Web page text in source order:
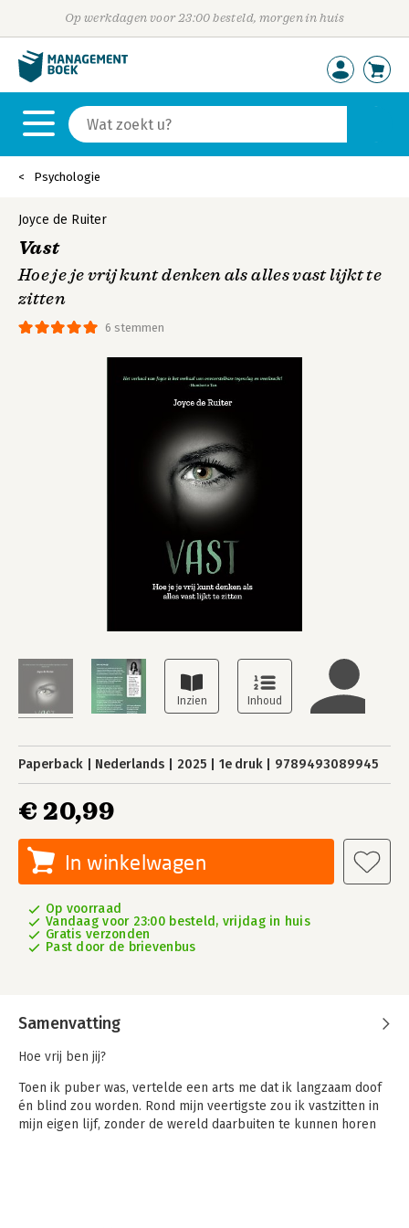
Op werkdagen voor 23:00 besteld, morgen in huis
Psychologie
6 stemmen
Joyce de Ruiter
Vast
Hoe je je vrij kunt denken als alles vast lijkt te
zitten
Paperback Nederlands 2025 1e druk 9789493089945
€ 20,99
In winkelwagen
Op voorraad
Vandaag voor 23:00 besteld, vrijdag in huis
Gratis verzonden
Past door de brievenbus
Samenvatting
Hoe vrij ben jij?
Toen ik puber was, vertelde een arts me dat ik langzaam doof
én blind zou worden. Rond mijn veertigste zou ik vastzitten in
mijn eigen lijf, zonder de wereld daarbuiten te kunnen horen